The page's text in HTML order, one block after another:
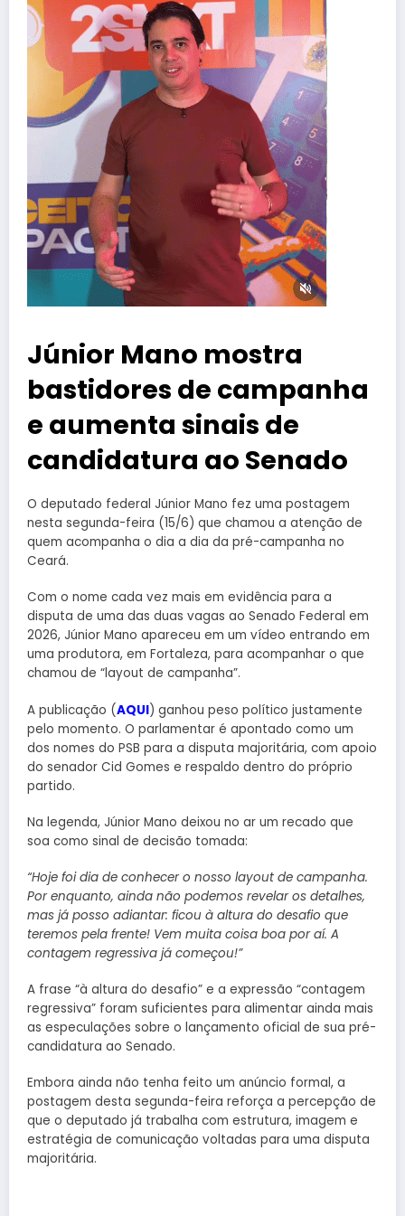
Júnior Mano mostra
bastidores de campanha
e aumenta sinais de
candidatura ao Senado
O deputado federal Júnior Mano fez uma postagem
nesta segunda-feira (15/6) que chamou a atenção de
quem acompanha o dia a dia da pré-campanha no
Ceará.
Com o nome cada vez mais em evidência para a
disputa de uma das duas vagas ao Senado Federal em
2026, Júnior Mano apareceu em um vídeo entrando em
uma produtora, em Fortaleza, para acompanhar o que
chamou de “layout de campanha”.
A publicação (AQUI) ganhou peso político justamente
pelo momento. O parlamentar é apontado como um
dos nomes do PSB para a disputa majoritária, com apoio
do senador Cid Gomes e respaldo dentro do próprio
partido.
Na legenda, Júnior Mano deixou no ar um recado que
soa como sinal de decisão tomada:
“Hoje foi dia de conhecer o nosso layout de campanha.
Por enquanto, ainda não podemos revelar os detalhes,
mas já posso adiantar: ficou à altura do desafio que
teremos pela frente! Vem muita coisa boa por aí. A
contagem regressiva já começou!”
A frase “à altura do desafio” e a expressão “contagem
regressiva” foram suficientes para alimentar ainda mais
as especulações sobre o lançamento oficial de sua pré-
candidatura ao Senado.
Embora ainda não tenha feito um anúncio formal, a
postagem desta segunda-feira reforça a percepção de
que o deputado já trabalha com estrutura, imagem e
estratégia de comunicação voltadas para uma disputa
majoritária.